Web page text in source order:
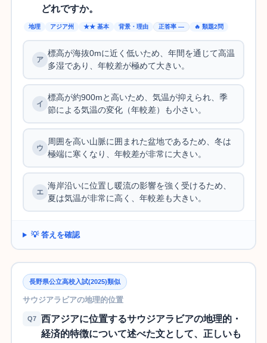
どれですか。
地理 アジア州 ★★ 基本 背景・理由 正答率 — 🔥 類題2問
標高が海抜0mに近く低いため、年間を通じて高温
多湿であり、年較差が極めて大きい。
標高が約900mと高いため、気温が抑えられ、季
節による気温の変化（年較差）も小さい。
周囲を高い山脈に囲まれた盆地であるため、冬は
極端に寒くなり、年較差が非常に大きい。
海岸沿いに位置し暖流の影響を強く受けるため、
夏は気温が非常に高く、年較差も大きい。
💡 答えを確認
長野県公立高校入試(2025)類似
サウジアラビアの地理的位置
Q7
西アジアに位置するサウジアラビアの地理的・
経済的特徴について述べた文として、正しいも